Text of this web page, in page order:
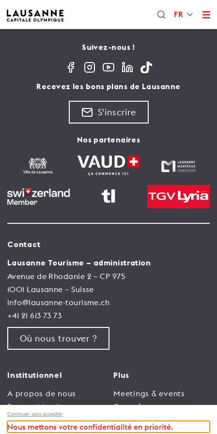
FR
Suivez-nous !
Recevez les bons plans de Lausanne
S'inscrire
Nos partenaires
Contact
Lausanne Tourisme – administration
Avenue de Rhodanie 2 – CP 975
1001 Lausanne – Suisse
info@lausanne-tourisme.ch
+41 21 613 73 73
Où nous trouver ?
Institutionnel
A propos de nous
Espace Membres
Emploi
Plus
Meetings & events
Congrès
Trade
Continuer sans accepter
Nous mettons votre confidentialité en priorité.